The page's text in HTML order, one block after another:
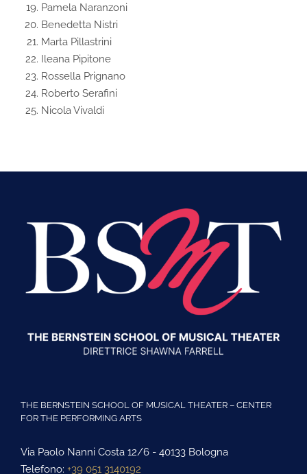
Pamela Naranzoni
Benedetta Nistri
Marta Pillastrini
Ileana Pipitone
Rossella Prignano
Roberto Serafini
Nicola Vivaldi
THE BERNSTEIN SCHOOL OF MUSICAL THEATER – CENTER
FOR THE PERFORMING ARTS
Via Paolo Nanni Costa 12/6 - 40133 Bologna
Telefono: +39 051 3140192